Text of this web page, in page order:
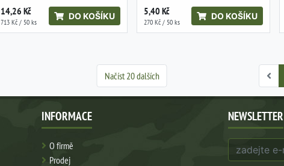
14,26 Kč
713 Kč / 50 ks
DO KOŠÍKU 5,40 Kč
270 Kč / 50 ks
DO KOŠÍKU
Načíst 20 dalších
INFORMACE
O firmě
Prodej
NEWSLETTER